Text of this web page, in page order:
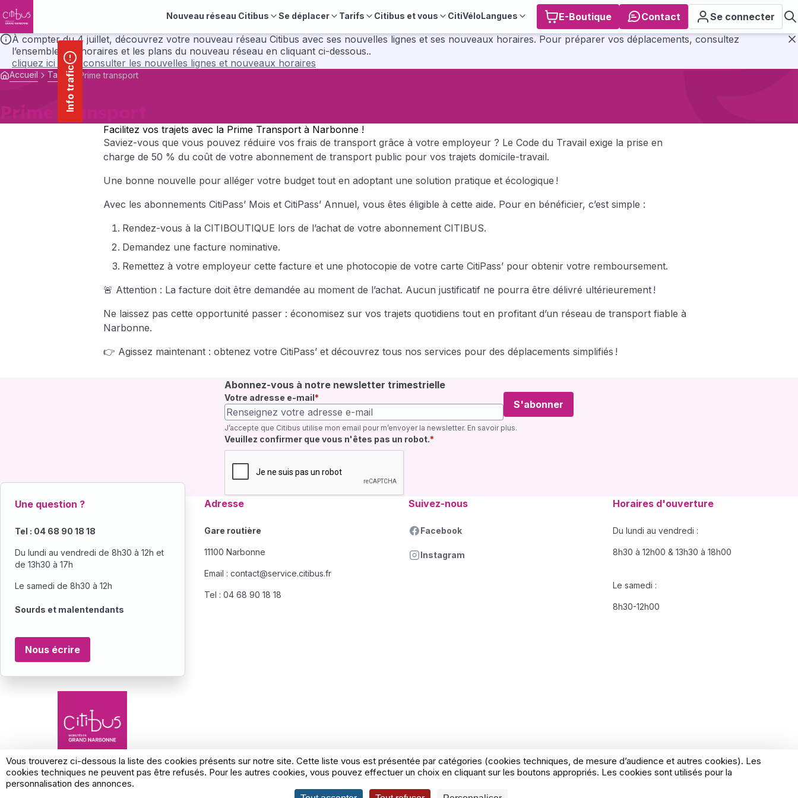
principal
Nouveau réseau Citibus Se déplacer Tarifs Citibus et vous CitiVéloLangues E-Boutique Contact
Se connecter
À compter du 4 juillet, découvrez votre nouveau réseau Citibus avec ses nouvelles lignes et ses nouveaux horaires. Pour préparer vos déplacements, consultez
l’ensemble des horaires et les plans du nouveau réseau en cliquant ci-dessous..
cliquez ici pour consulter les nouvelles lignes et nouveaux horaires
Info trafic
Accueil Tarifs Prime transport
Prime transport
Facilitez vos trajets avec la Prime Transport à Narbonne !
Saviez-vous que vous pouvez réduire vos frais de transport grâce à votre employeur ? Le Code du Travail exige la prise en
charge de 50 % du coût de votre abonnement de transport public pour vos trajets domicile-travail.
Une bonne nouvelle pour alléger votre budget tout en adoptant une solution pratique et écologique !
Avec les abonnements CitiPass’ Mois et CitiPass’ Annuel, vous êtes éligible à cette aide. Pour en bénéficier, c’est simple :
Rendez-vous à la CITIBOUTIQUE lors de l’achat de votre abonnement CITIBUS.
Demandez une facture nominative.
Remettez à votre employeur cette facture et une photocopie de votre carte CitiPass’ pour obtenir votre remboursement.
🚨 Attention : La facture doit être demandée au moment de l’achat. Aucun justificatif ne pourra être délivré ultérieurement !
Ne laissez pas cette opportunité passer : économisez sur vos trajets quotidiens tout en profitant d’un réseau de transport fiable à
Narbonne.
👉 Agissez maintenant : obtenez votre CitiPass’ et découvrez tous nos services pour des déplacements simplifiés !
Abonnez-vous à notre newsletter trimestrielle
Votre adresse e-mail
S'abonner
J’accepte que Citibus utilise mon email pour m’envoyer la newsletter. En savoir plus.
Champ requis
Veuillez confirmer que vous n'êtes pas un robot.
Une question ?
Tel : 04 68 90 18 18
Du lundi au vendredi de 8h30 à 12h et
de 13h30 à 17h
Le samedi de 8h30 à 12h
Sourds et malentendants
Nous écrire
Adresse
Gare routière
11100 Narbonne
Email : contact@service.citibus.fr
Tel : 04 68 90 18 18
Suivez-nous
Facebook
Instagram
Horaires d'ouverture
Du lundi au vendredi :
8h30 à 12h00 & 13h30 à 18h00
Le samedi :
8h30-12h00
Conditions générales d'utilisation Politique cookies Politique de confidentialité Conditions générales de vente
Gérer mes cookies
Règlement Jeu Concours
Panneau de gestion des cookies
Vous trouverez ci-dessous la liste des cookies présents sur notre site. Cette liste vous est présentée par catégories (cookies techniques, de mesure d’audience et autres cookies). Les
cookies techniques ne peuvent pas être refusés. Pour les autres cookies, vous pouvez effectuer un choix en cliquant sur les boutons appropriés. Les cookies sont utilisés pour la
personnalisation des annonces.